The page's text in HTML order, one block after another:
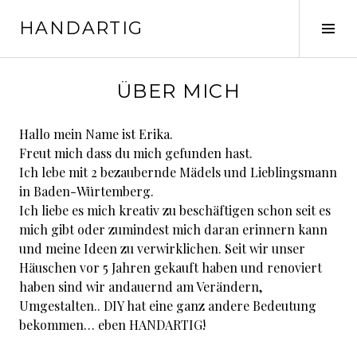
zumHANDARTIG
ÜBER MICH
Hallo mein Name ist Erika.
Freut mich dass du mich gefunden hast.
Ich lebe mit 2 bezaubernde Mädels und Lieblingsmann
in Baden-Würtemberg.
Ich liebe es mich kreativ zu beschäftigen schon seit es
mich gibt oder zumindest mich daran erinnern kann
und meine Ideen zu verwirklichen. Seit wir unser
Häuschen vor 5 Jahren gekauft haben und renoviert
haben sind wir andauernd am Verändern,
Umgestalten.. DIY hat eine ganz andere Bedeutung
bekommen… eben HANDARTIG!